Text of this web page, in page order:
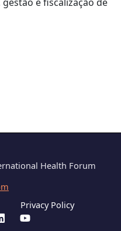
Health Forum
Privacy Policy